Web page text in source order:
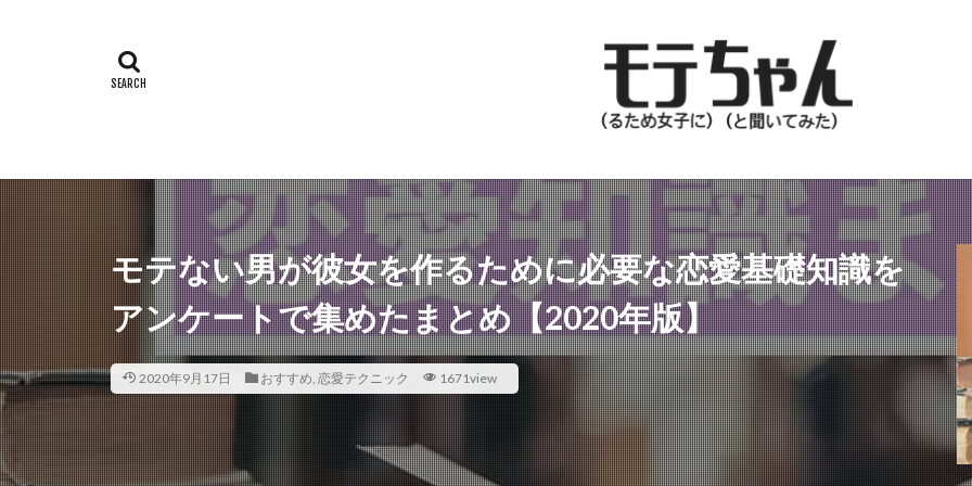
モテない男が彼女を作るために必要な恋愛基礎知識を
アンケートで集めたまとめ【2020年版】
2020年9月17日 おすすめ, 恋愛テクニック 1671view